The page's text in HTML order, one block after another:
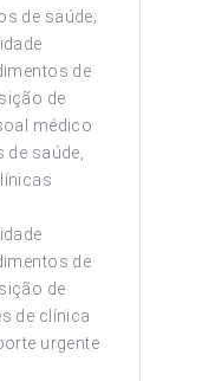
de saúde;
de
de
médico
saúde,
de
de
de clínica
urgente